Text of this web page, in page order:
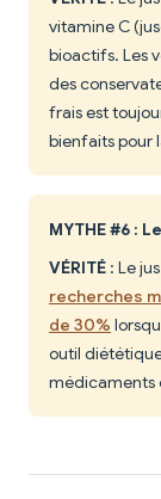
vitamine C
bioactifs. Les
des
frais est
bienfaits pour
MYTHE #6 :
VÉRITÉ : Le
recherches
de 30%
outil
médicaments